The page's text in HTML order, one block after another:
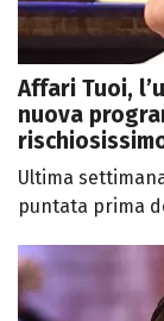
Affari Tuoi,
nuova
Ultima
puntata prima